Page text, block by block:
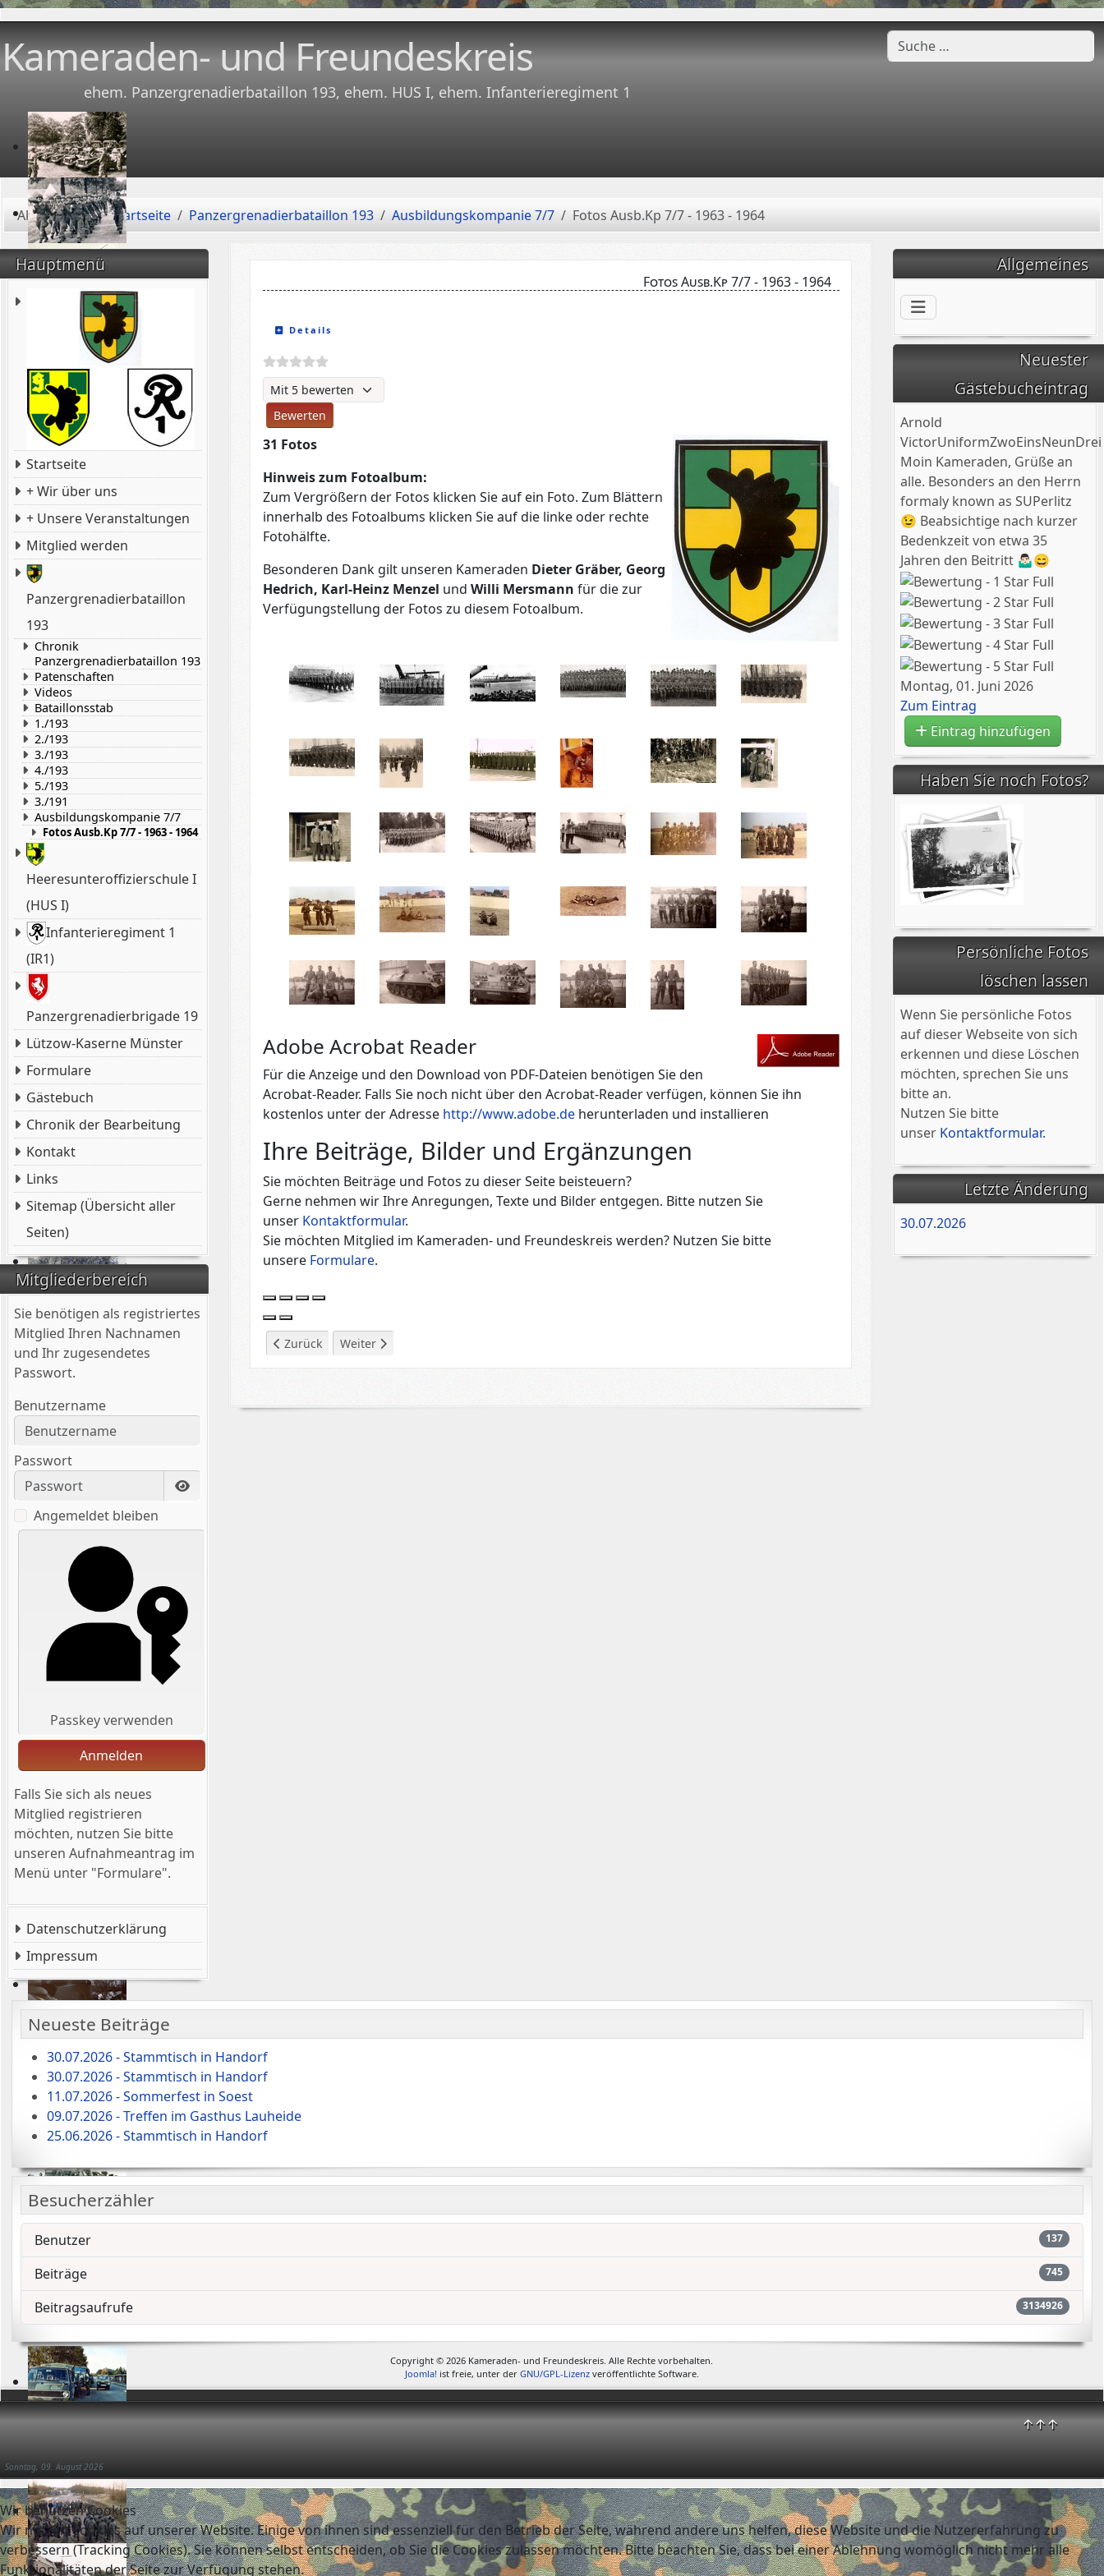
Suchen
Kameraden- und Freundeskreis
ehem. Panzergrenadierbataillon 193, ehem. HUS I, ehem. Infanterieregiment 1
Aktuelle Seite:Startseite Panzergrenadierbataillon 193 Ausbildungskompanie 7/7 Fotos Ausb.Kp 7/7 - 1963 - 1964
Neueste Beiträge
30.07.2026 - Stammtisch in Handorf
30.07.2026 - Stammtisch in Handorf
11.07.2026 - Sommerfest in Soest
09.07.2026 - Treffen im Gasthus Lauheide
25.06.2026 - Stammtisch in Handorf
Besucherzähler
Benutzer 137
Beiträge 745
Beitragsaufrufe 3134926
Copyright © 2026 Kameraden- und Freundeskreis. Alle Rechte vorbehalten.
Joomla! ist freie, unter der GNU/GPL-Lizenzveröffentlichte Software.
↑↑↑
Sonntag, 09. August 2026
Hauptmenü
Startseite
+ Wir über uns
+ Unsere Veranstaltungen
Mitglied werden
Panzergrenadierbataillon
193
Chronik
Panzergrenadierbataillon 193
Patenschaften
Videos
Bataillonsstab
1./193
2./193
3./193
4./193
5./193
3./191
Ausbildungskompanie 7/7
Fotos Ausb.Kp 7/7 - 1963 - 1964
Heeresunteroffizierschule I
(HUS I)
Infanterieregiment 1
(IR1)
Panzergrenadierbrigade 19
Lützow-Kaserne Münster
Formulare
Gästebuch
Chronik der Bearbeitung
Kontakt
Links
Sitemap (Übersicht aller
Seiten)
Mitgliederbereich
Sie benötigen als registriertes
Mitglied Ihren Nachnamen
und Ihr zugesendetes
Passwort.
Benutzername
Passwort
Angemeldet bleiben
Passkey verwenden
Anmelden
Falls Sie sich als neues
Mitglied registrieren
möchten, nutzen Sie bitte
unseren Aufnahmeantrag im
Menü unter "Formulare".
Datenschutzerklärung
Impressum
Allgemeines
Neuester
Gästebucheintrag
Arnold
VictorUniformZwoEinsNeunDrei
Moin Kameraden, Grüße an
alle. Besonders an den Herrn
formaly known as SUPerlitz
😉 Beabsichtige nach kurzer
Bedenkzeit von etwa 35
Jahren den Beitritt 🤷🏻‍♂️😄
Montag, 01. Juni 2026
Zum Eintrag
Eintrag hinzufügen
Haben Sie noch Fotos?
Persönliche Fotos
löschen lassen
Wenn Sie persönliche Fotos
auf dieser Webseite von sich
erkennen und diese Löschen
möchten, sprechen Sie uns
bitte an.
Nutzen Sie bitte
unser Kontaktformular.
Letzte Änderung
30.07.2026
Fotos Ausb.Kp 7/7 - 1963 - 1964
Details
Bitte bewerten
31 Fotos
Hinweis zum Fotoalbum:
Zum Vergrößern der Fotos klicken Sie auf ein Foto. Zum Blättern
innerhalb des Fotoalbums klicken Sie auf die linke oder rechte
Fotohälfte.
Besonderen Dank gilt unseren Kameraden Dieter Gräber, Georg
Hedrich, Karl-Heinz Menzel und Willi Mersmann für die zur
Verfügungstellung der Fotos zu diesem Fotoalbum.
Adobe Acrobat Reader
Für die Anzeige und den Download von PDF-Dateien benötigen Sie den
Acrobat-Reader. Falls Sie noch nicht über den Acrobat-Reader verfügen, können Sie ihn
kostenlos unter der Adresse http://www.adobe.deherunterladen und installieren
Ihre Beiträge, Bilder und Ergänzungen
Sie möchten Beiträge und Fotos zu dieser Seite beisteuern?
Gerne nehmen wir Ihre Anregungen, Texte und Bilder entgegen. Bitte nutzen Sie
unser Kontaktformular.
Sie möchten Mitglied im Kameraden- und Freundeskreis werden? Nutzen Sie bitte
unsere Formulare.
Vorheriger Beitrag: Patenschaft - 5 Linie Regiment
Zurück Nächster Beitrag: Ausbildungskompanie 7/7
Weiter
Wir benutzen Cookies
Wir nutzen Cookies auf unserer Website. Einige von ihnen sind essenziell für den Betrieb der Seite, während andere uns helfen, diese Website und die Nutzererfahrung zu
verbessern (Tracking Cookies). Sie können selbst entscheiden, ob Sie die Cookies zulassen möchten. Bitte beachten Sie, dass bei einer Ablehnung womöglich nicht mehr alle
Funktionalitäten der Seite zur Verfügung stehen.